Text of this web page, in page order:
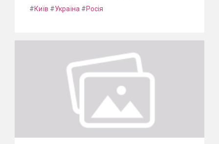
#Київ #Україна #Росія